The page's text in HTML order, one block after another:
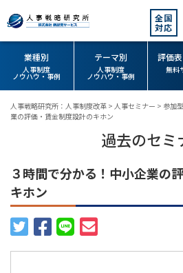
全国
対応
業種別
人事制度
ノウハウ・事例
テーマ別
人事制度
ノウハウ・事例
評価
無料
人事戦略研究所：人事制度改革 > 人事セミナー > 参加
業の評価・賃金制度設計のキホン
過去のセミ
３時間で分かる！中小企業の
キホン